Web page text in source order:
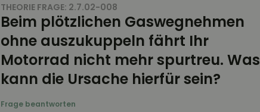
THEORIE FRAGE: 2.7.02-008
Beim plötzlichen Gaswegnehmen
ohne auszukuppeln fährt Ihr
Motorrad nicht mehr spurtreu. Was
kann die Ursache hierfür sein?